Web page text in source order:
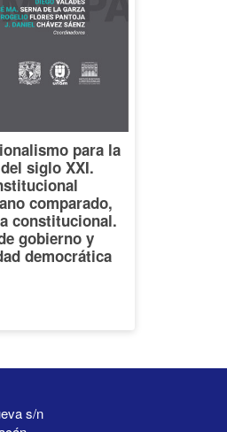
para la
siglo XXI.
comparado,
constitucional.
gobierno y
democrática
s/n